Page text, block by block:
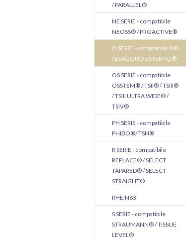
/ PARALLEL®
NE SERIE - compatibile
NEOSS® / PROACTIVE®
O SERIE - compatibile 3I®
/ ESAGONO ESTERNO®
OS SERIE - compatibile
OSSTEM® / TSII® / TSIII®
/ TSIII ULTRA WIDE® /
TSIV®
PH SERIE - compatibile
PHIBO®/ TSH®
R SERIE - compatibile
REPLACE® / SELECT
TAPARED® / SELECT
STRAIGHT®
RHEIN83
S SERIE - compatibile
STRAUMANN® / TISSUE
LEVEL®